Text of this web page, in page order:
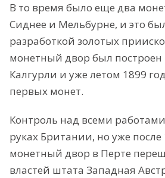
В то время было еще два
Сиднее и Мельбурне, и это
разработкой золотых
монетный двор был построен
Калгурли и уже летом 1899
первых монет.
Контроль над всеми
руках Британии, но уже после
монетный двор в Перте
властей штата Западная